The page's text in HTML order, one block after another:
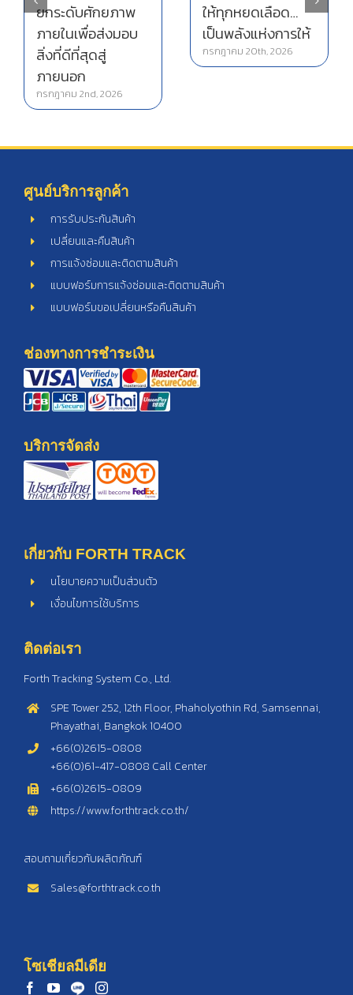
ยกระดับศักยภาพ
ภายในเพื่อส่งมอบ
สิ่งที่ดีที่สุดสู่
ภายนอก
กรกฎาคม 2nd, 2026
ให้ทุกหยดเลือด…
เป็นพลังแห่งการให้
กรกฎาคม 20th, 2026
ศูนย์บริการลูกค้า
การรับประกันสินค้า
เปลี่ยนและคืนสินค้า
การแจ้งซ่อมและติดตามสินค้า
แบบฟอร์มการแจ้งซ่อมและติดตามสินค้า
แบบฟอร์มขอเปลี่ยนหรือคืนสินค้า
ช่องทางการชำระเงิน
บริการจัดส่ง
เกี่ยวกับ FORTH TRACK
นโยบายความเป็นส่วนตัว
เงื่อนไขการใช้บริการ
ติดต่อเรา
Forth Tracking System Co., Ltd.
SPE Tower 252, 12th Floor, Phaholyothin Rd, Samsennai,
Phayathai, Bangkok 10400
+66(0)2615-0808
+66(0)61-417-0808 Call Center
+66(0)2615-0809
https://www.forthtrack.co.th/
สอบถามเกี่ยวกับผลิตภัณฑ์
Sales@forthtrack.co.th
โซเชียลมีเดีย